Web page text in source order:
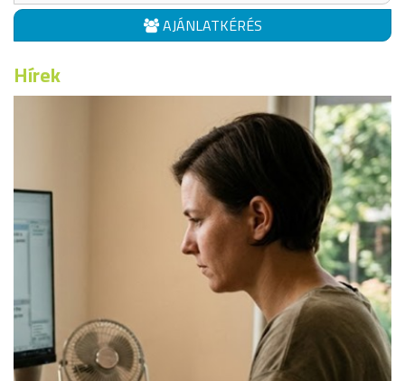
AJÁNLATKÉRÉS
Hírek